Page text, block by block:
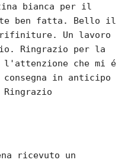
bianca per il
ben fatta. Bello il
Un lavoro
Ringrazio per la
che mi é
in anticipo
ricevuto un